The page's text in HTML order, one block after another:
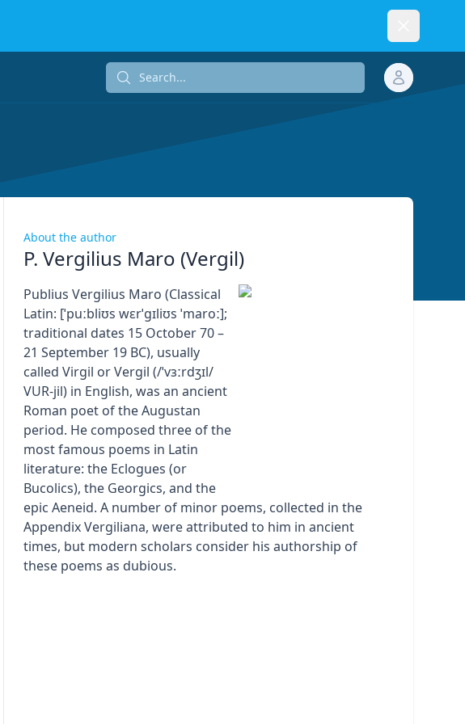
Search...
About the author
P. Vergilius Maro (Vergil)
Publius Vergilius Maro (Classical
Latin: [ˈpuːbliʊs wɛrˈɡɪliʊs ˈmaroː];
traditional dates 15 October 70 –
21 September 19 BC), usually
called Virgil or Vergil (/ˈvɜːrdʒɪl/
VUR-jil) in English, was an ancient
Roman poet of the Augustan
period. He composed three of the
most famous poems in Latin
literature: the Eclogues (or
Bucolics), the Georgics, and the
epic Aeneid. A number of minor poems, collected in the
Appendix Vergiliana, were attributed to him in ancient
times, but modern scholars consider his authorship of
these poems as dubious.